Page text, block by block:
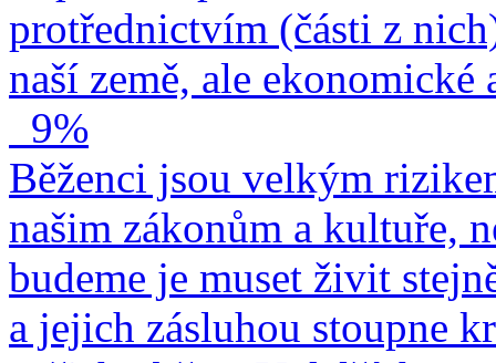
protřednictvím (části z
naší země, ale
9%
Běženci jsou velkým
našim zákonům a kultuře,
budeme je muset živit
a jejich zásluhou stoupne